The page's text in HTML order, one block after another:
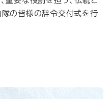
の皆様の辞令交付式を行